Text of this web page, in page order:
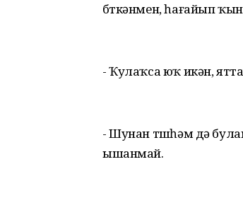
бөткәнмен, һағайып
- Ҡулаҡса юҡ икән,
- Шунан төшһәм дә
ышанмай.